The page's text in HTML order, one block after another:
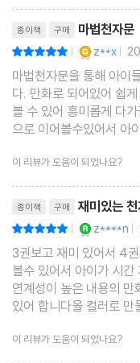
종이책 구매 마법천자문
| z**x |
마법천자문을 통해 아이
다. 만화로 되어있어 쉽
볼 수 있어 흥미롭게 다
으로 이어볼수있어서 아
이 리뷰가 도움이 되었나요?
종이책 구매 재미있는
| z****n |
3권보고 재미 있어서 4
볼수 있어서 아이가 시
연계성이 높은 내용의
있어 합니다올 컬러로 만
이 리뷰가 도움이 되었나요?